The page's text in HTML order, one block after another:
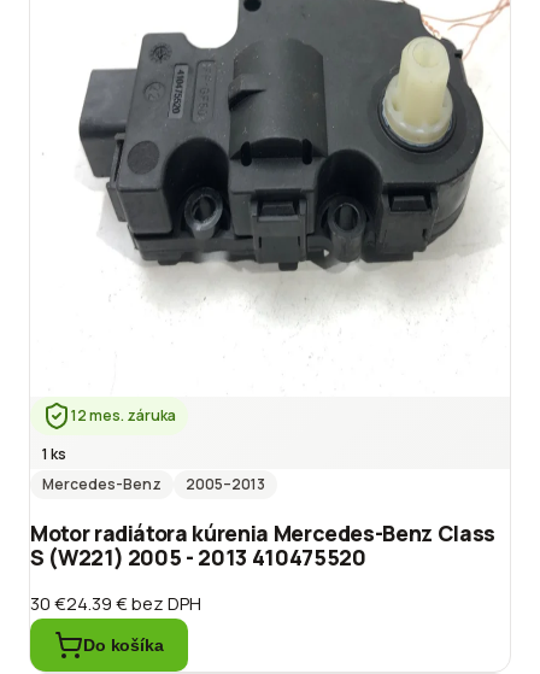
12 mes. záruka
1 ks
Mercedes-Benz
2005–2013
Motor radiátora kúrenia Mercedes-Benz Class
S (W221) 2005 - 2013 410475520
30 €24.39 €bez DPH
Do košíka